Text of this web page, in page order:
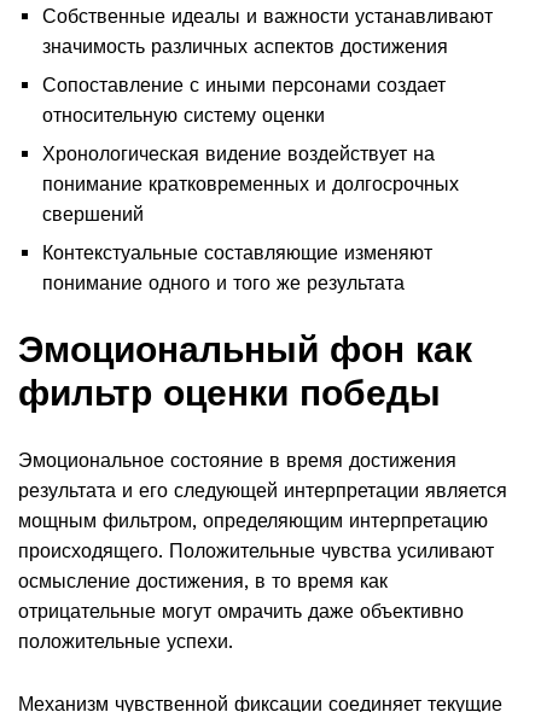
Собственные идеалы и важности устанавливают
значимость различных аспектов достижения
Сопоставление с иными персонами создает
относительную систему оценки
Хронологическая видение воздействует на
понимание кратковременных и долгосрочных
свершений
Контекстуальные составляющие изменяют
понимание одного и того же результата
Эмоциональный фон как
фильтр оценки победы
Эмоциональное состояние в время достижения
результата и его следующей интерпретации является
мощным фильтром, определяющим интерпретацию
происходящего. Положительные чувства усиливают
осмысление достижения, в то время как
отрицательные могут омрачить даже объективно
положительные успехи.
Механизм чувственной фиксации соединяет текущие